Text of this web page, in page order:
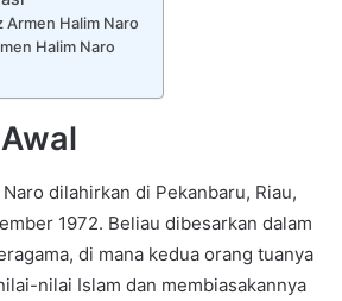
Armen Halim Naro
Halim Naro
dilahirkan di Pekanbaru, Riau,
1972. Beliau dibesarkan dalam
di mana kedua orang tuanya
nilai Islam dan membiasakannya